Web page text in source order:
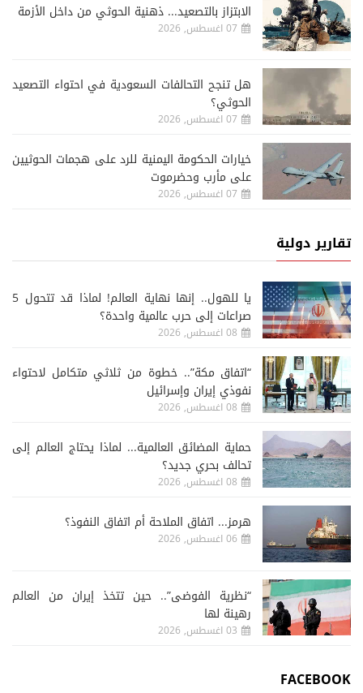
الابتزاز بالتصعيد... ذهنية الحوثي من داخل الأزمة
07 اغسطس, 2026
هل تنجح التحالفات السعودية في احتواء التصعيد
الحوثي؟
07 اغسطس, 2026
خيارات الحكومة اليمنية للرد على هجمات الحوثيين
على مأرب وحضرموت
07 اغسطس, 2026
تقارير دولية
يا للهول.. إنها نهاية العالم! لماذا قد تتحول 5
صراعات إلى حرب عالمية واحدة؟
08 اغسطس, 2026
“اتفاق مكة”.. خطوة من ثلاثي متكامل لاحتواء
نفوذي إيران وإسرائيل
08 اغسطس, 2026
حماية المضائق العالمية... لماذا يحتاج العالم إلى
تحالف بحري جديد؟
08 اغسطس, 2026
هرمز... اتفاق الملاحة أم اتفاق النفوذ؟
06 اغسطس, 2026
“نظرية الفوضى”.. حين تتخذ إيران من العالم
رهينة لها
03 اغسطس, 2026
FACEBOOK